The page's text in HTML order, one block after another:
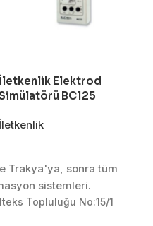
İletkenlik Elektrod
BC125
İletkenlik
Trakya'ya, sonra tüm
sistemleri.
Topluluğu No:15/1